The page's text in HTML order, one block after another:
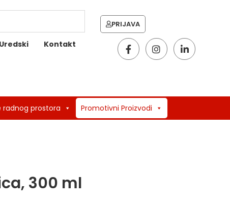
Kontakt
PRIJAVA
radnog prostora Promotivni Proizvodi
300 ml